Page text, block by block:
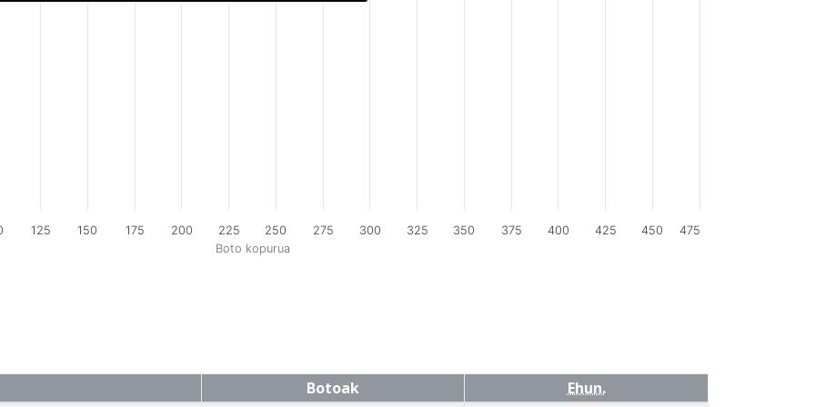
Boto kopurua
125 150 175 200 225 250 275 300 325 350 375 400 425 450 475
Botoak
Ehun.